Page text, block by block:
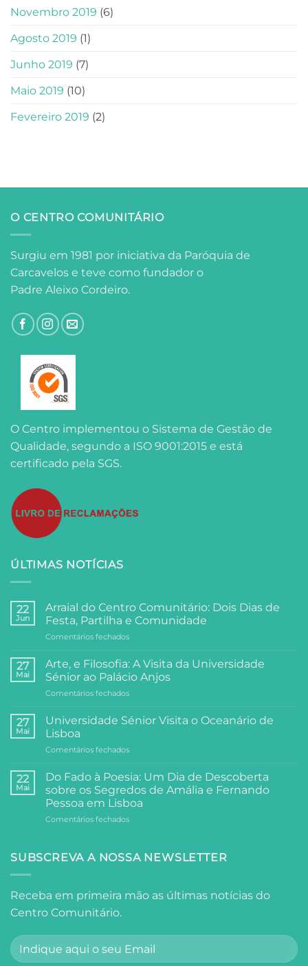
Novembro 2019 (6)
Agosto 2019 (1)
Junho 2019 (7)
Maio 2019 (10)
Fevereiro 2019 (2)
O CENTRO COMUNITÁRIO
Surgiu em 1981 por iniciativa da Paróquia de
Carcavelos e teve como fundador o
Padre Aleixo Cordeiro.
O Centro implementou o Sistema de Gestão de
Qualidade, segundo a ISO 9001:2015 e está
certificado pela SGS.
ÚLTIMAS NOTÍCIAS
22
Jun
Arraial do Centro Comunitário: Dois Dias de
Festa, Partilha e Comunidade
Comentários fechadosem
do
Centro
Comunitário:
Dois
de
e
27
Mai
Arte, e Filosofia: A Visita da Universidade
Sénior ao Palácio Anjos
Comentários fechadosem
e
Visita
Universidade
Sénior
Palácio
Anjos
27
Mai
Universidade Sénior Visita o Oceanário de
Lisboa
Comentários fechadosem
Sénior
Visita
o
Oceanário
de
22
Mai
Do Fado à Poesia: Um Dia de Descoberta
sobre os Segredos de Amália e Fernando
Pessoa em Lisboa
Comentários fechadosem
à
Dia
de
os
Segredos
SUBSCREVA A NOSSA NEWSLETTER
Receba em primeira mão as últimas notícias do
Centro Comunitário.